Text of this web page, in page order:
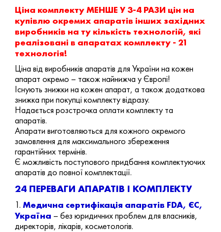
Ціна комплекту МЕНШЕ У 3-4 РАЗИ цін на
купівлю окремих апаратів інших західних
виробників на ту кількість технологій, які
реалізовані в апаратах комплекту - 21
технологія!
Ціна від виробників апаратів для України на кожен
апарат окремо – також найнижча у Європі!
Існують знижки на кожен апарат, а також додаткова
знижка при покупці комплекту відразу.
Надається розстрочка оплати комплекту та
апаратів.
Апарати виготовляються для кожного окремого
замовлення для максимального збереження
гарантійних термінів.
Є можливість поступового придбання комплектуючих
апаратів до повної комплектації.
24 ПЕРЕВАГИ АПАРАТІВ І КОМПЛЕКТУ
1. Медична сертифікація апаратів FDA, ЄС,
Україна – без юридичних проблем для власників,
директорів, лікарів, косметологів.